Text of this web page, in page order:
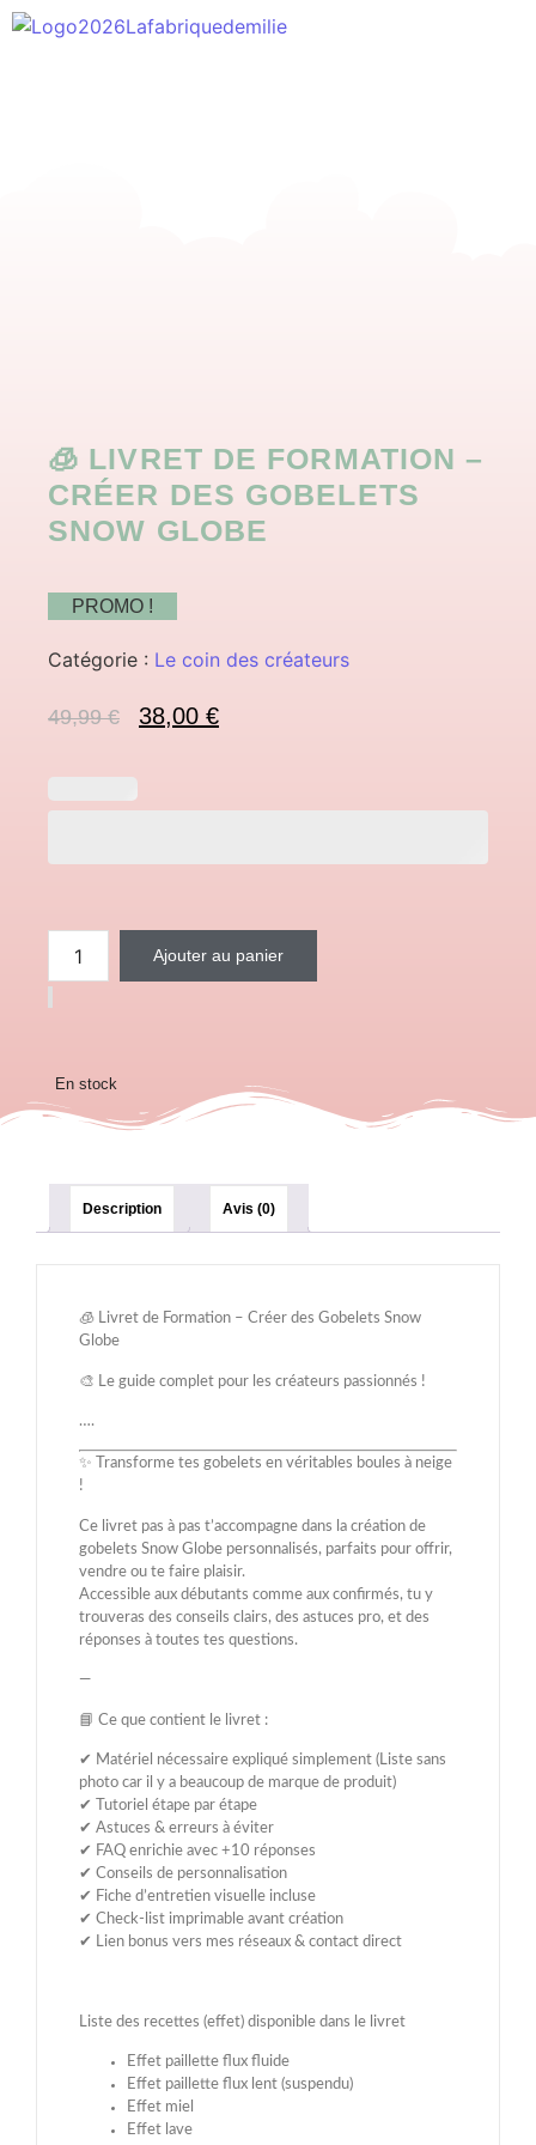
🧊 LIVRET DE FORMATION –
CRÉER DES GOBELETS
SNOW GLOBE
PROMO !
Catégorie : Le coin des créateurs
49,99€ 38,00 €
Ajouter au panier
En stock
Description Avis (0)
🧊 Livret de Formation – Créer des Gobelets Snow
Globe
🎨 Le guide complet pour les créateurs passionnés !
….
✨ Transforme tes gobelets en véritables boules à neige
!
Ce livret pas à pas t’accompagne dans la création de
gobelets Snow Globe personnalisés, parfaits pour offrir,
vendre ou te faire plaisir.
Accessible aux débutants comme aux confirmés, tu y
trouveras des conseils clairs, des astuces pro, et des
réponses à toutes tes questions.
—
📘 Ce que contient le livret :
✔ Matériel nécessaire expliqué simplement (Liste sans
photo car il y a beaucoup de marque de produit)
✔ Tutoriel étape par étape
✔ Astuces & erreurs à éviter
✔ FAQ enrichie avec +10 réponses
✔ Conseils de personnalisation
✔ Fiche d’entretien visuelle incluse
✔ Check-list imprimable avant création
✔ Lien bonus vers mes réseaux & contact direct
Liste des recettes (effet) disponible dans le livret
Effet paillette flux fluide
Effet paillette flux lent (suspendu)
Effet miel
Effet lave